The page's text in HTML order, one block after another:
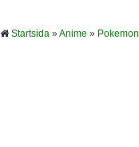
Startsida »Anime » Pokemon